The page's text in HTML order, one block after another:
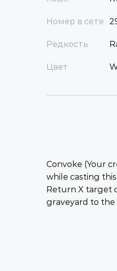
Номер в сете
Редкость
Цвет
Convoke (Your
while casting
Return X target
graveyard to